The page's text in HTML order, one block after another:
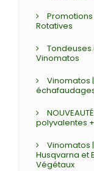
Rotatives
Tondeuses
Vinomatos
Vinomatos
polyvalentes
Vinomatos
Husqvarna et
Végétaux